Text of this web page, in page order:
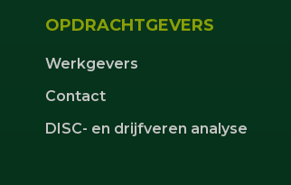
OPDRACHTGEVERS
Werkgevers
Contact
DISC- en drijfveren analyse